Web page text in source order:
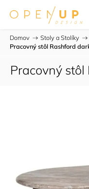
Domov / Stoly a Stolíky /
Pracovný stôl Rashford
Pracovný